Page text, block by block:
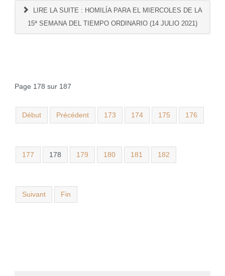
LIRE LA SUITE : HOMILÍA PARA EL MIERCOLES DE LA
15ª SEMANA DEL TIEMPO ORDINARIO (14 JULIO 2021)
Page 178 sur 187
Début Précédent 173 174 175 176
177 178 179 180 181 182
Suivant Fin